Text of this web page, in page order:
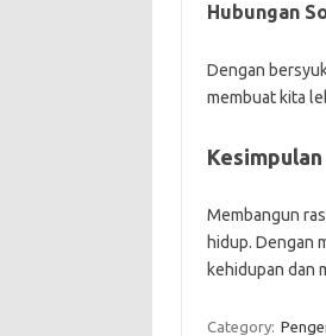
Hubungan
Dengan
membuat kita
Kesimpulan
Membangun
hidup. Dengan
kehidupan dan
Category: